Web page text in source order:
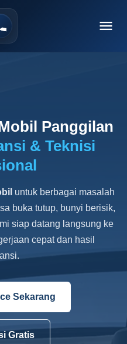
Panggilan
& Teknisi
untuk berbagai masalah
buka tutup, bunyi berisik,
siap datang langsung ke
cepat dan hasil
Sekarang
Gratis